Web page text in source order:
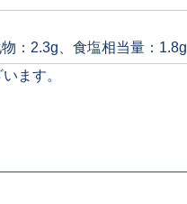
：2.3g、食塩相当量：1.8g
ます。